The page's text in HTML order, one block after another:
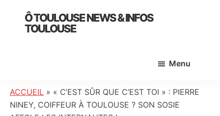
primary
Ô TOULOUSE NEWS & INFOS
TOULOUSE
:
info
Menu
ACCUEIL » « C’EST SÛR QUE C’EST TOI » : PIERRE
NINEY, COIFFEUR À TOULOUSE ? SON SOSIE